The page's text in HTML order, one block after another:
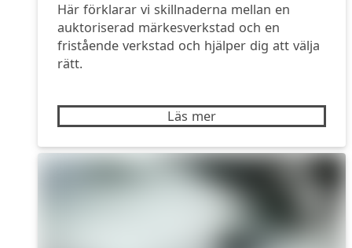
Här förklarar vi skillnaderna mellan en
auktoriserad märkesverkstad och en
fristående verkstad och hjälper dig att välja
rätt.
Läs mer